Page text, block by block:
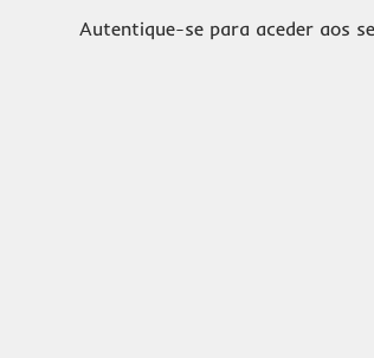
Autentique-se para aceder aos